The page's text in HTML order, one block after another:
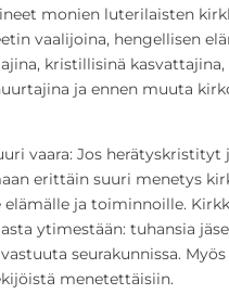
monien luterilaisten
vaalijoina, hengellisen
kristillisinä
ja ennen muuta
vaara: Jos herätyskristityt
erittäin suuri menetys
elämälle ja toiminnoille.
ytimestään: tuhansia
seurakunnissa.
menetettäisiin.